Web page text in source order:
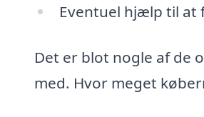
Eventuel hjælp til at
Det er blot nogle af de
med. Hvor meget